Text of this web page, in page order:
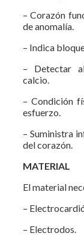
– Corazón
de anomalía.
– Indica
– Detectar
calcio.
– Condición
esfuerzo.
– Suministra
del corazón.
MATERIAL
El material
–
– Electrodos.